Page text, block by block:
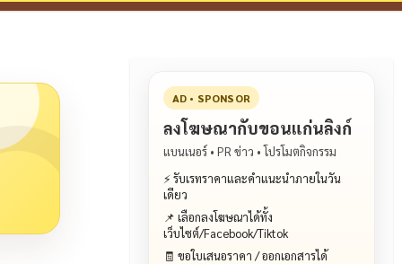
AD • SPONSOR
ลงโฆษณากับขอนแก่นลิงก์
แบนเนอร์ • PR ข่าว • โปรโมตกิจกรรม
⚡ รับเรทราคาและคำแนะนำภายในวัน
เดียว
📌 เลือกลงโฆษณาได้ทั้ง
เว็บไซต์/Facebook/Tiktok
🧾 ขอใบเสนอราคา / ออกเอกสารได้